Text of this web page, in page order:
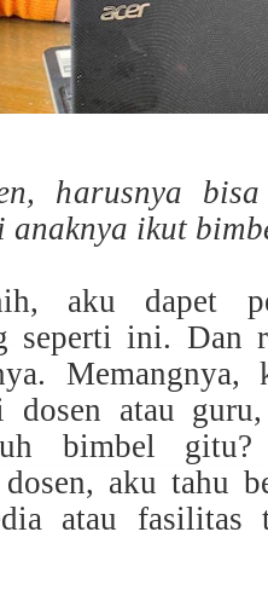
harusnya
anaknya ikut
aku dapet
seperti ini. Dan
Memangnya,
dosen atau
bimbel gitu?
aku tahu
atau fasilitas